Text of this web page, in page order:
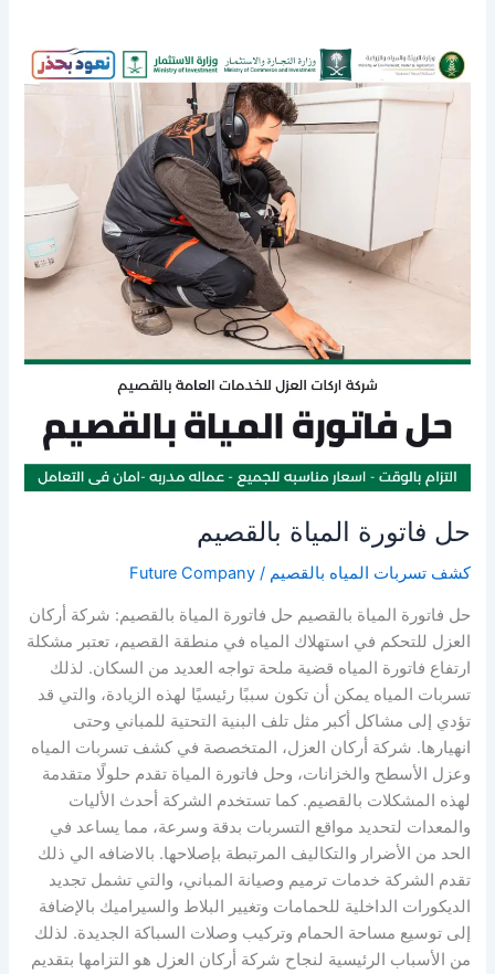
حل فاتورة المياة بالقصيم
كشف تسربات المياه بالقصيم /
Future Company
حل فاتورة المياة بالقصيم حل فاتورة المياة بالقصيم: شركة أركان
العزل للتحكم في استهلاك المياه في منطقة القصيم، تعتبر مشكلة
ارتفاع فاتورة المياه قضية ملحة تواجه العديد من السكان. لذلك
تسربات المياه يمكن أن تكون سببًا رئيسيًا لهذه الزيادة، والتي قد
تؤدي إلى مشاكل أكبر مثل تلف البنية التحتية للمباني وحتى
انهيارها. شركة أركان العزل، المتخصصة في كشف تسربات المياه
وعزل الأسطح والخزانات، وحل فاتورة المياة تقدم حلولًا متقدمة
لهذه المشكلات بالقصيم. كما تستخدم الشركة أحدث الأليات
والمعدات لتحديد مواقع التسربات بدقة وسرعة، مما يساعد في
الحد من الأضرار والتكاليف المرتبطة بإصلاحها. بالاضافه الي ذلك
تقدم الشركة خدمات ترميم وصيانة المباني، والتي تشمل تجديد
الديكورات الداخلية للحمامات وتغيير البلاط والسيراميك بالإضافة
إلى توسيع مساحة الحمام وتركيب وصلات السباكة الجديدة. لذلك
من الأسباب الرئيسية لنجاح شركة أركان العزل هو التزامها بتقديم
حل
فاتورة
المياة